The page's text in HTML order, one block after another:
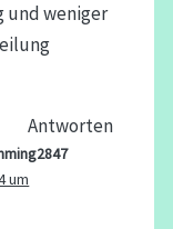
und weniger
Antworten
um